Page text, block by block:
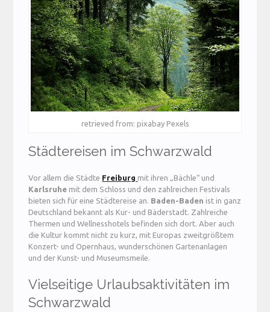
retrieved from: pixabay Pexels
Städtereisen im Schwarzwald
Vor allem die Städte Freiburgmit ihren „Bächle“ und
Karlsruhe mit dem Schloss und den zahlreichen Festivals
bieten sich für eine Städtereise an. Baden-Baden ist in ganz
Deutschland bekannt als Kur- und Bäderstadt. Zahlreiche
Thermen und Wellnesshotels befinden sich dort. Aber auch
die Kultur kommt nicht zu kurz, mit Europas zweitgrößtem
Konzert- und Opernhaus, wunderschönen Gartenanlagen
und der Kunst- und Museumsmeile.
Vielseitige Urlaubsaktivitäten im
Schwarzwald